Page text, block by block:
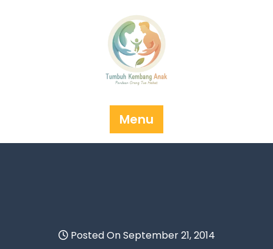
Menu
Posted On September 21, 2014